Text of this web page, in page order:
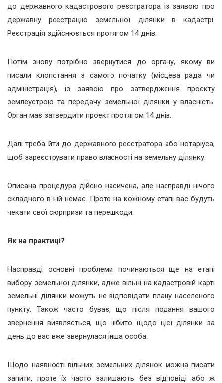
до державного кадастрового реєстратора із заявою про
державну реєстрацію земельної ділянки в кадастрі.
Реєстрація здійснюється протягом 14 днів.
Потім знову потрібно звернутися до органу, якому ви
писали клопотання з самого початку (місцева рада чи
адміністрація), із заявою про затвердження проєкту
землеустрою та передачу земельної ділянки у власність.
Орган має затвердити проект протягом 14 днів.
Далі треба йти до державного реєстратора або нотаріуса,
щоб зареєструвати право власності на земельну ділянку.
Описана процедура дійсно насичена, але насправді нічого
складного в ній немає. Проте на кожному етапі вас будуть
чекати свої сюрпризи та перешкоди.
Як на практиці?
Насправді основні проблеми починаються ще на етапі
вибору земельної ділянки, адже вільні на кадастровій карті
земельні ділянки можуть не відповідати плану населеного
пункту. Також часто буває, що після подання вашого
звернення виявляється, що нібито щодо цієї ділянки за
день до вас вже звернулася інша особа.
Щодо наявності вільних земельних ділянок можна писати
запити, проте їх часто залишають без відповіді або ж